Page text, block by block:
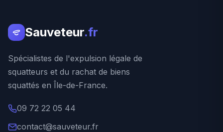
Sauveteur.fr
Spécialistes de l'expulsion légale de
squatteurs et du rachat de biens
squattés en Île-de-France.
09 72 22 05 44
contact@sauveteur.fr